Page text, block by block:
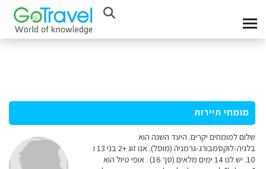
מומחי תיירות
שלום למומחים יקרים. היעד השנה הוא
בלגיה-לוקסמבורג-גרמניה (מוסל). אנו זוג +2 בני 13 ו
10. יש לנו 14 ימים מלאים (סך 16) . אופי טיול הוא